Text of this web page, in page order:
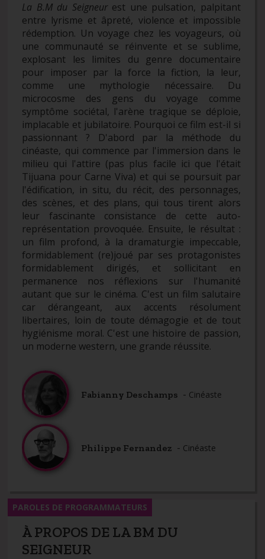
La B.M du Seigneurest une pulsation, palpitant
entre lyrisme et âpreté, violence et impossible
rédemption. Un voyage chez les voyageurs, où
une communauté se réinvente et se sublime,
explosant les limites du genre documentaire
pour imposer par la force la fiction, la leur,
comme une mythologie nécessaire. Du
microcosme des gens du voyage comme
symptôme sociétal, l'arène tragique se déploie,
implacable et jubilatoire. Pourquoi ce film est-il si
passionnant ? D'abord par la méthode du
cinéaste, qui commence par l'immersion dans le
milieu qui l'attire (pas plus facile ici que l'était
Tijuana pour Carne Viva) et qui se poursuit par
l'édification, in situ, du récit, des personnages,
des scènes, et des plans, qui tous tirent alors
leur fascinante consistance de cette auto-
représentation provoquée. Ensuite, le résultat :
un film profond, à la dramaturgie impeccable,
formidablement (re)joué par ses protagonistes
formidablement dirigés, et sollicitant en
permanence nos réflexions sur l'humanité
autant que sur le cinéma. C'est un film salutaire
car dérangeant, aux accents résolument
libertaires, loin de toute démagogie et de tout
hygiénisme moral. C'est une histoire de passion,
un moderne western, une grande réussite.
Fabianny Deschamps - Cinéaste
Philippe Fernandez - Cinéaste
À PROPOS DE LA BM DU
SEIGNEUR
PAROLES DE PROGRAMMATEURS